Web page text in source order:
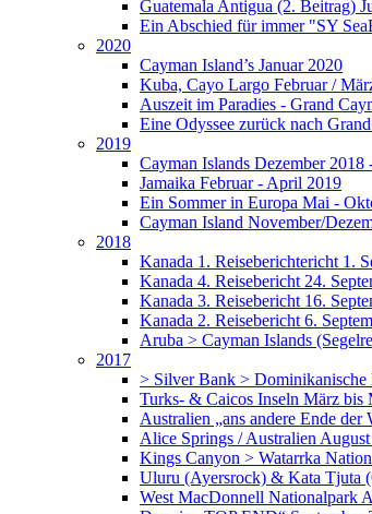
Guatemala Antigua (2. Beitrag)
Ein Abschied für immer "SY
2020
Cayman Island’s Januar 2020
Kuba, Cayo Largo Februar /
Auszeit im Paradies - Grand
Eine Odyssee zurück nach
2019
Cayman Islands Dezember 2018
Jamaika Februar - April 2019
Ein Sommer in Europa Mai -
Cayman Island November/
2018
Kanada 1. Reiseberichtericht 1.
Kanada 4. Reisebericht 24.
Kanada 3. Reisebericht 16.
Kanada 2. Reisebericht 6.
Aruba > Cayman Islands
2017
> Silver Bank > Dominikanische
Turks- & Caicos Inseln März bis
Australien „ans andere Ende der
Alice Springs / Australien
Kings Canyon > Watarrka
Uluru (Ayersrock) & Kata Tjuta
West MacDonnell Nationalpark